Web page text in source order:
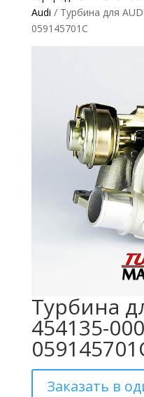
Audi / Турбина для
059145701C
Турбина
454135-
Заказать в